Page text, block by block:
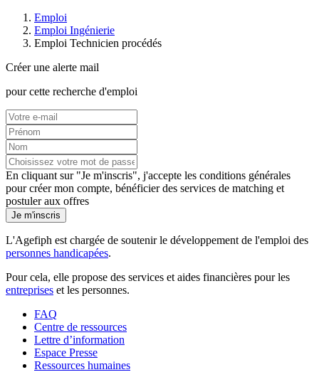
Emploi
Emploi Ingénierie
Emploi Technicien procédés
Créer une alerte mail
pour cette recherche d'emploi
En cliquant sur "Je m'inscris", j'accepte les conditions générales
pour créer mon compte, bénéficier des services de matching et
postuler aux offres
Je m'inscris
L'Agefiph est chargée de soutenir le développement de l'emploi des
personnes handicapées.
Pour cela, elle propose des services et aides financières pour les
entreprises et les personnes.
FAQ
Centre de ressources
Lettre d’information
Espace Presse
Ressources humaines